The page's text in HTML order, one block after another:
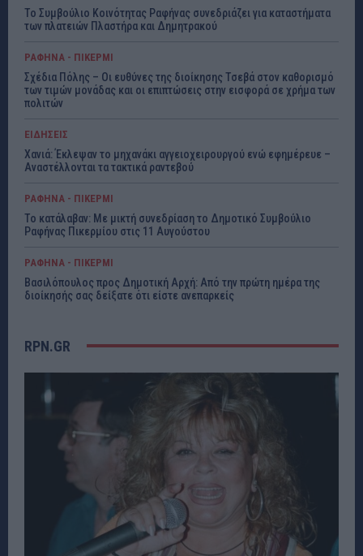
Το Συμβούλιο Κοινότητας Ραφήνας συνεδριάζει για καταστήματα
των πλατειών Πλαστήρα και Δημητρακού
ΡΑΦΗΝΑ - ΠΙΚΕΡΜΙ
Σχέδια Πόλης – Οι ευθύνες της διοίκησης Τσεβά στον καθορισμό
των τιμών μονάδας και οι επιπτώσεις στην εισφορά σε χρήμα των
πολιτών
ΕΙΔΗΣΕΙΣ
Χανιά: Έκλεψαν το μηχανάκι αγγειοχειρουργού ενώ εφημέρευε –
Αναστέλλονται τα τακτικά ραντεβού
ΡΑΦΗΝΑ - ΠΙΚΕΡΜΙ
Το κατάλαβαν: Με μικτή συνεδρίαση το Δημοτικό Συμβούλιο
Ραφήνας Πικερμίου στις 11 Αυγούστου
ΡΑΦΗΝΑ - ΠΙΚΕΡΜΙ
Βασιλόπουλος προς Δημοτική Αρχή: Από την πρώτη ημέρα της
διοίκησής σας δείξατε ότι είστε ανεπαρκείς
RPN.GR